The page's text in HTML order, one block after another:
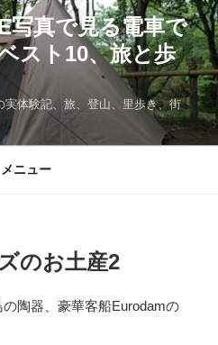
写真で見る電車で
スト10、旅と歩
体験記、旅、登山、里歩き、街
メニュー
のお土産2
陶器、豪華客船Eurodamの